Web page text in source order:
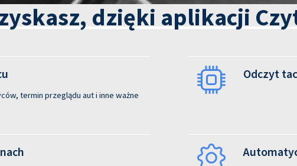
dzięki aplikacji
termin przeglądu aut i inne ważne
Odczyt